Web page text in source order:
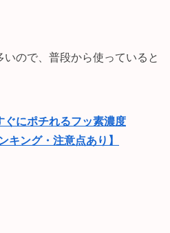
ので、普段から使っていると
ぐにポチれるフッ素濃度
キング・注意点あり】